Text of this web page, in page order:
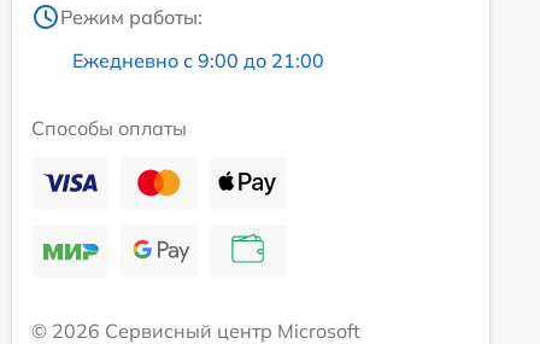
Режим работы:
Ежедневно с 9:00 до 21:00
Способы оплаты
© 2026 Сервисный центр Microsoft